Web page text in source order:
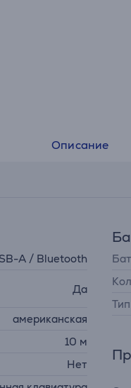
Описание
A / Bluetooth
Да
американская
10 м
Нет